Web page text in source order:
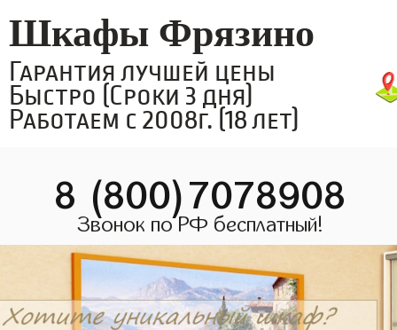
Шкафы Фрязино
Гарантия лучшей цены
Быстро (Сроки 3 дня)
Работаем с 2008г. (18 лет)
8 (800)7078908
Звонок по РФ бесплатный!